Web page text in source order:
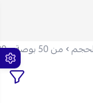
من 50 بوصة - 80 بوصة